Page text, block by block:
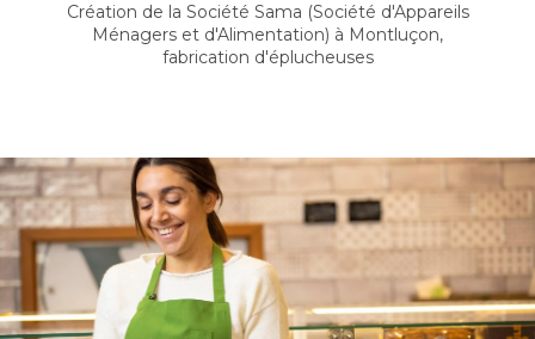
Création de la Société Sama (Société d'Appareils
Ménagers et d'Alimentation) à Montluçon,
fabrication d'éplucheuses